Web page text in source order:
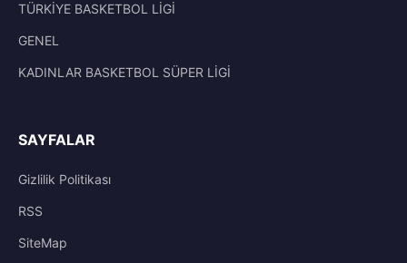
TÜRKİYE BASKETBOL LİGİ
GENEL
KADINLAR BASKETBOL SÜPER LİGİ
SAYFALAR
Gizlilik Politikası
RSS
SiteMap